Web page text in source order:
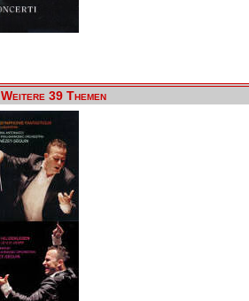
Weitere 39 Themen